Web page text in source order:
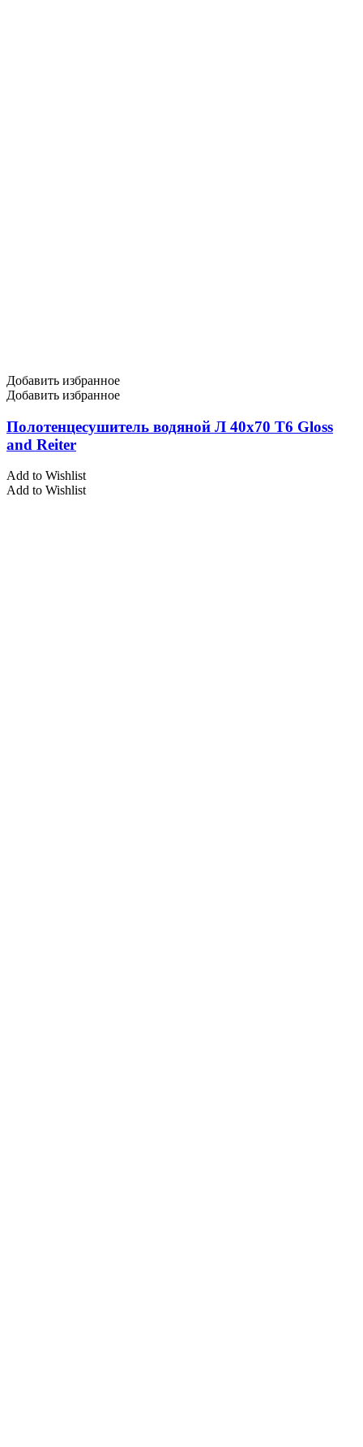
Добавить избранное
Добавить избранное
Полотенцесушитель водяной Л 40х70 Т6 Gloss
and Reiter
Add to Wishlist
Add to Wishlist